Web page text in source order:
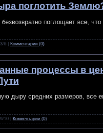
поглотить
поглощает все, что
6 | Комментарии (0)
процессы в
дыру средних размеров, все
10 | Комментарии (0)